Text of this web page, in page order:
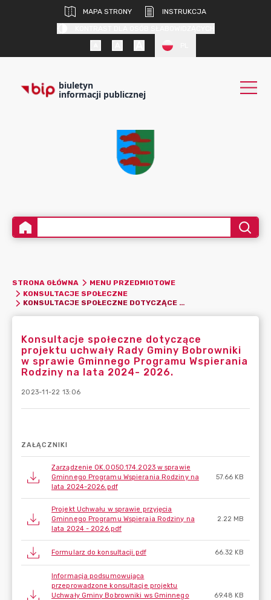
MAPA STRONY
INSTRUKCJA
biuletyn
informacji publicznej
STRONA GŁÓWNA
MENU PRZEDMIOTOWE
KONSULTACJE SPOŁECZNE
KONSULTACJE SPOŁECZNE DOTYCZĄCE PROJEKTU UCHWAŁY RADY GMINY BOBROWNIKI W SPRAWIE GMINNEGO PROGRAMU WSPIERANIA RODZINY NA LATA 2024- 2026.
Konsultacje społeczne dotyczące
projektu uchwały Rady Gminy Bobrowniki
w sprawie Gminnego Programu Wspierania
Rodziny na lata 2024- 2026.
2023-11-22 13:06
ZAŁĄCZNIKI
Zarządzenie OK.0050.174.2023 w sprawie
Gminnego Programu Wspierania Rodziny na
lata 2024-2026.pdf
57.66 KB
Projekt Uchwału w sprawie przyjęcia
Gminnego Programu Wspieraia Rodziny na
lata 2024 - 2026.pdf
2.22 MB
Formularz do konsultacji.pdf 66.32 KB
Informacja podsumowująca
przeprowadzone konsultacje projektu
Uchwały Gminy Bobrowniki ws Gminnego
69.48 KB